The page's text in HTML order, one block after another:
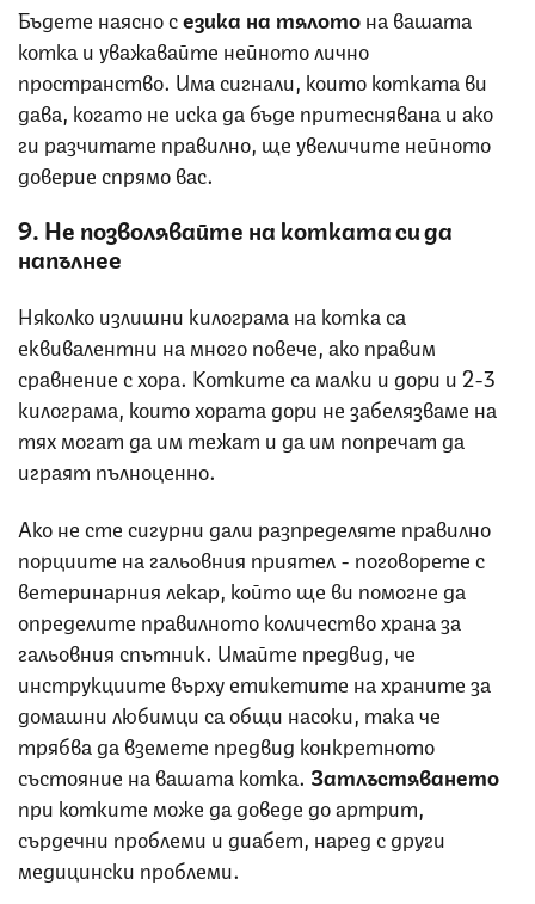
Бъдете наясно сезика на тялотона вашата
котка и уважавайте нейното лично
пространство. Има сигнали, които котката ви
дава, когато не иска да бъде притеснявана и ако
ги разчитате правилно, ще увеличите нейното
доверие спрямо вас.
9. Не позволявайте на котката си да
напълнее
Няколко излишни килограма на котка са
еквивалентни на много повече, ако правим
сравнение с хора. Котките са малки и дори и 2-3
килограма, които хората дори не забелязваме на
тях могат да им тежат и да им попречат да
играят пълноценно.
Ако не сте сигурни дали разпределяте правилно
порциите на гальовния приятел - поговорете с
ветеринарния лекар, който ще ви помогне да
определите правилното количество храна за
гальовния спътник. Имайте предвид, че
инструкциите върху етикетите на храните за
домашни любимци са общи насоки, така че
трябва да вземете предвид конкретното
състояние на вашата котка. Затлъстяването
при котките може да доведе до артрит,
сърдечни проблеми и диабет, наред с други
медицински проблеми.